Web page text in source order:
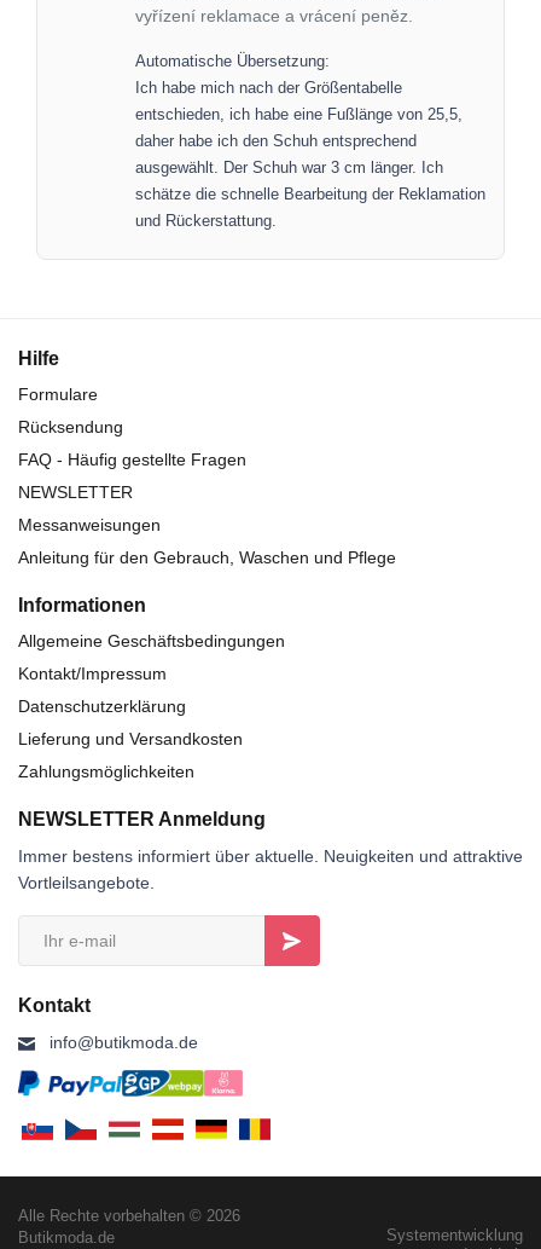
vyřízení reklamace a vrácení peněz.
Automatische Übersetzung:
Ich habe mich nach der Größentabelle
entschieden, ich habe eine Fußlänge von 25,5,
daher habe ich den Schuh entsprechend
ausgewählt. Der Schuh war 3 cm länger. Ich
schätze die schnelle Bearbeitung der Reklamation
und Rückerstattung.
Hilfe
Formulare
Rücksendung
FAQ - Häufig gestellte Fragen
NEWSLETTER
Messanweisungen
Anleitung für den Gebrauch, Waschen und Pflege
Informationen
Allgemeine Geschäftsbedingungen
Kontakt/Impressum
Datenschutzerklärung
Lieferung und Versandkosten
Zahlungsmöglichkeiten
NEWSLETTER Anmeldung
Immer bestens informiert über aktuelle. Neuigkeiten und attraktive
Vortleilsangebote.
Kontakt
info@butikmoda.de
Alle Rechte vorbehalten © 2026
Butikmoda.de
Systementwicklung